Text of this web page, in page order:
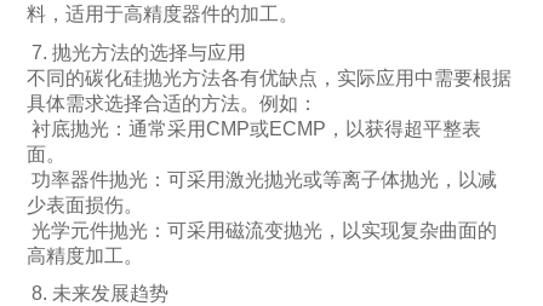
料，适用于高精度器件的加工。
7. 抛光方法的选择与应用
不同的碳化硅抛光方法各有优缺点，实际应用中需要根据
具体需求选择合适的方法。例如：
衬底抛光：通常采用CMP或ECMP，以获得超平整表
面。
功率器件抛光：可采用激光抛光或等离子体抛光，以减
少表面损伤。
光学元件抛光：可采用磁流变抛光，以实现复杂曲面的
高精度加工。
8. 未来发展趋势